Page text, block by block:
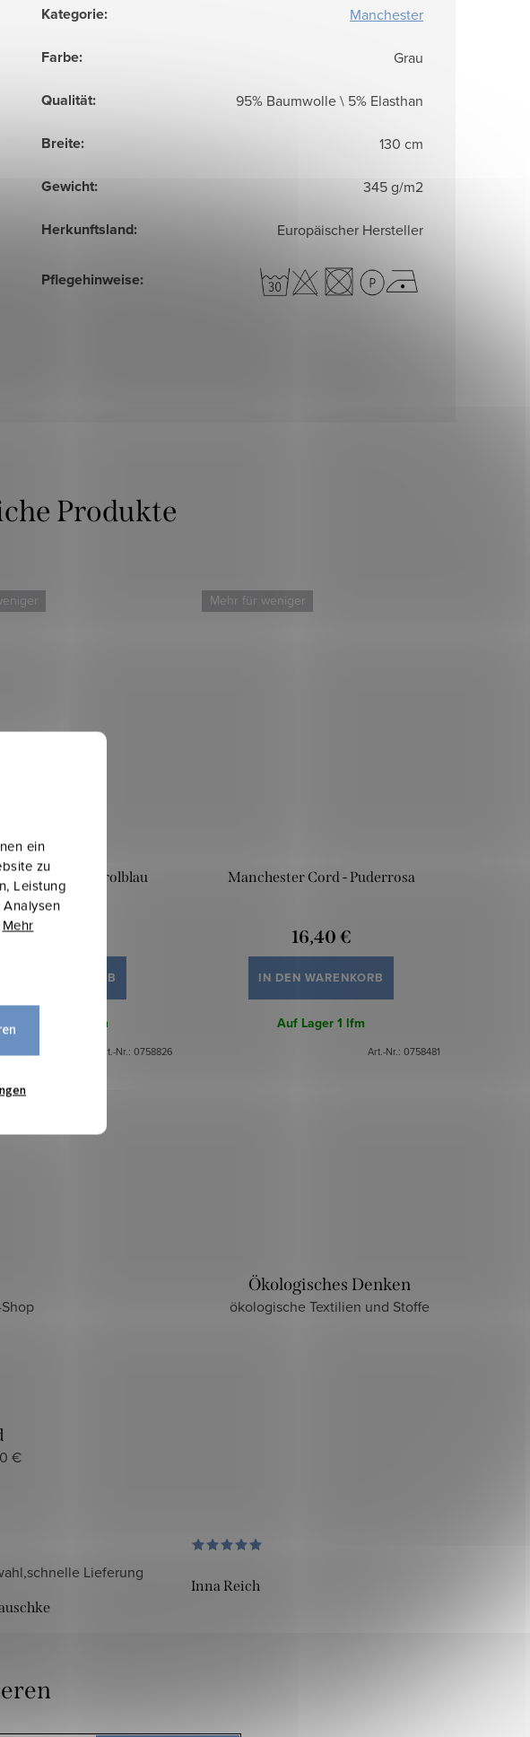
ein
zu
Leistung
Mehr
Kategorie: Manchester
Farbe: Grau
Qualität: 95% Baumwolle \ 5% Elasthan
Breite: 130 cm
Gewicht: 345 g/m2
Herkunftsland: Europäischer Hersteller
Pflegehinweise:
Cord - Petrolblau
16,40 €
IN DEN WARENKORB
Auf Lager 0,75 lfm
Art.-Nr.: 0758826
Mehr für weniger
Manchester Cord - Puderrosa
16,40 €
IN DEN WARENKORB
Auf Lager1 lfm
Art.-Nr.: 0758481
Ökologisches Denken
ökologische Textilien und Stoffe
€
Lieferung
Inna Reich